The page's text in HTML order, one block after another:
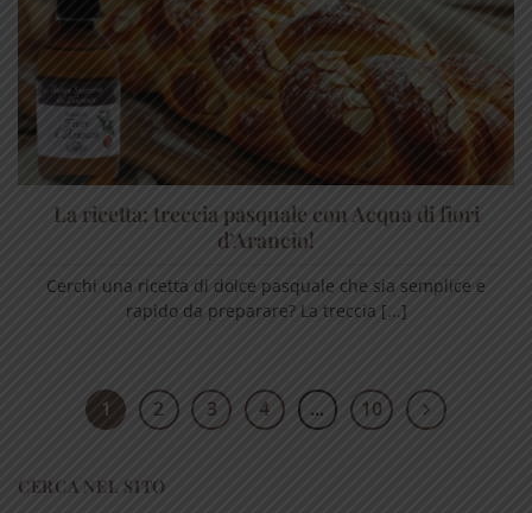
La ricetta: treccia pasquale con Acqua di fiori
d’Arancio!
Cerchi una ricetta di dolce pasquale che sia semplice e
rapido da preparare? La treccia [...]
1 2 3 4 … 10
CERCA NEL SITO